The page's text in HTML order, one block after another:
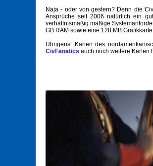
Naja - oder von gestern? Denn die
Ansprüche seit 2006 natürlich ein
verhältnismäßig mäßige
GB RAM sowie eine 128 MB
Übrigens: Karten des
CivFanatics auch noch weitere Karten